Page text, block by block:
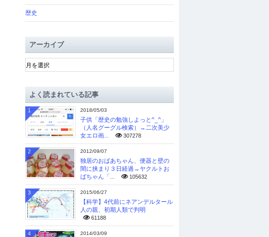
歴史
アーカイブ
ア
ー
ブよく読まれている記事
2018/05/03
子供「歴史の勉強しよっと^_^」
（人名グーグル検索）→二次美少
女エロ画...
307278
1
2012/09/07
独居のおばあちゃん、便器と壁の
間に挟まり３日経過→ヤクルトお
ばちゃん「...
105632
2
2015/06/27
【科学】4代前にネアンデルタール
人の親、初期人類で判明
61188
3
2014/03/09
4